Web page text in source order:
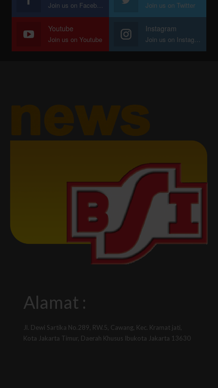
Join us on Facebook Join us on Twitter
Youtube
Join us on Youtube
Instagram
Join us on Instagram
Alamat :
Jl. Dewi Sartika No.289, RW.5, Cawang, Kec. Kramat jati,
Kota Jakarta Timur, Daerah Khusus Ibukota Jakarta 13630